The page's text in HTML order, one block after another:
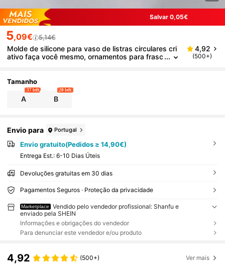
Salvar 0,05€
5,09€ 5,14€
Molde de silicone para vaso de listras circulares cri
ativo faça você mesmo, ornamentos para frasc
e concreto, decoração para casa
4,92
(500+)
Tamanho
A
37 left
B
20 left
Envio para Portugal
Envio gratuito(Pedidos ≥ 14,90€)
Entrega Est.: 6-10 Dias Úteis
Devoluções gratuitas em 30 dias
Pagamentos Seguros · Proteção da privacidade
Marketplace
Vendido pelo vendedor profissional: Shanfu e
enviado pela SHEIN
Informações e obrigações do vendedor
Para denunciar este vendedor e/ou produto
4,92 (500+) Ver mais